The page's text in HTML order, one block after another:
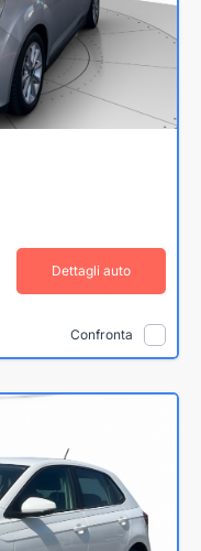
Dettagli auto
Confronta